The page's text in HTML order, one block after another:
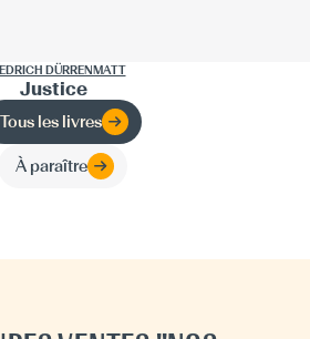
DÜRRENMATT
Justice
Tous les livres
À paraître